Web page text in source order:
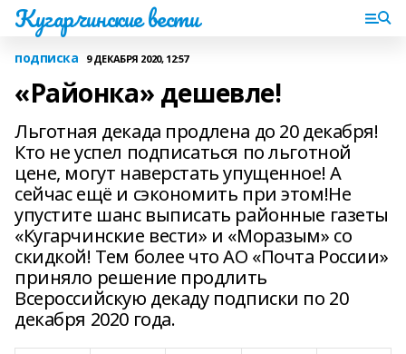
Кугарчинские вести
подписка 9 ДЕКАБРЯ 2020, 12:57
«Районка» дешевле!
Льготная декада продлена до 20 декабря!
Кто не успел подписаться по льготной
цене, могут наверстать упущенное! А
сейчас ещё и сэкономить при этом!Не
упустите шанс выписать районные газеты
«Кугарчинские вести» и «Моразым» со
скидкой! Тем более что АО «Почта России»
приняло решение продлить
Всероссийскую декаду подписки по 20
декабря 2020 года.